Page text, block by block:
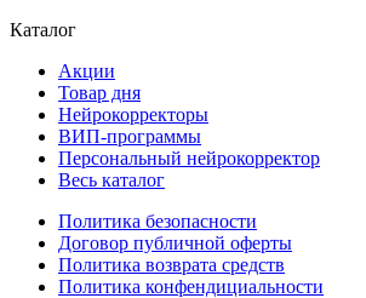
Каталог
Акции
Товар дня
Нейрокорректоры
ВИП-программы
Персональный нейрокорректор
Весь каталог
Политика безопасности
Договор публичной оферты
Политика возврата средств
Политика конфендициальности